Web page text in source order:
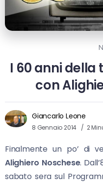
I 60 anni della
con
Giancarlo Leone
8 Gennaio 2014 2
Finalmente un po’ di
Alighiero Noschese.
sabato sera sul